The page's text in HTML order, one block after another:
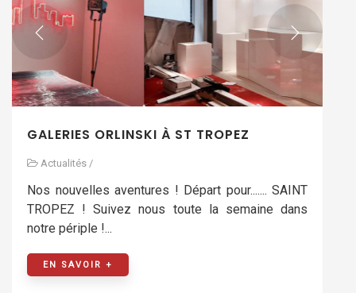
GALERIES ORLINSKI À ST TROPEZ
Actualités /
Nos nouvelles aventures ! Départ pour....... SAINT
TROPEZ ! Suivez nous toute la semaine dans
notre périple !...
EN SAVOIR +